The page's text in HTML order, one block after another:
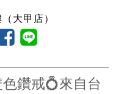
大甲店）
鑽戒💍來自台